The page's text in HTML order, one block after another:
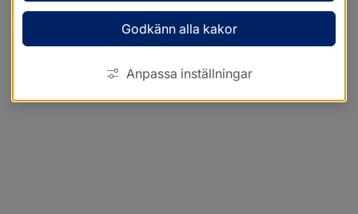
Godkänn alla kakor
Anpassa inställningar